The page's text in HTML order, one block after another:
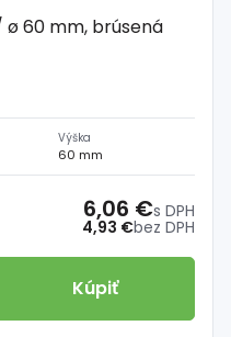
60 mm, brúsená
Výška
60 mm
4,93 €bez DPH
6,06 €s DPH
Kúpiť